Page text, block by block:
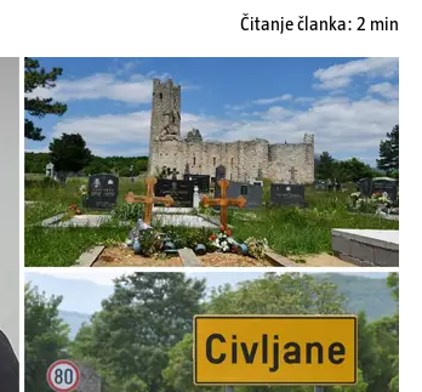
Čitanje članka: 2 min